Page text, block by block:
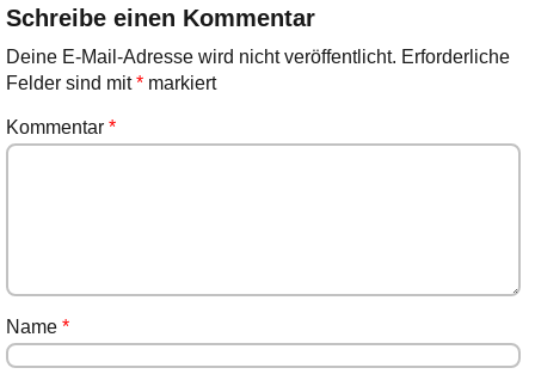
Schreibe einen Kommentar
Deine E-Mail-Adresse wird nicht veröffentlicht. Erforderliche
Felder sind mit*markiert
Kommentar *
Name *